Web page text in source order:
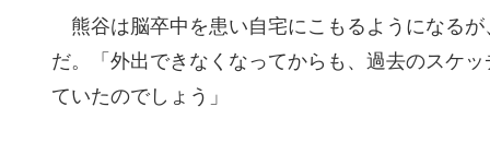
熊谷は脳卒中を患い自宅にこもるようになる
だ。「外出できなくなってからも、過去のスケ
ていたのでしょう」